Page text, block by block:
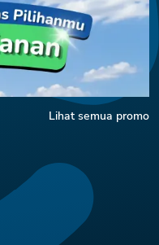
Lihat semua promo